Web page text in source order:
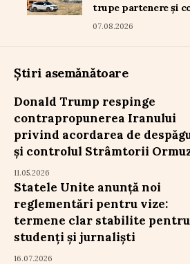
trupe partenere și
07.08.2026
Știri asemănătoare
Donald Trump respinge
contrapropunerea Iranului
privind acordarea de
și controlul Strâmtorii
11.05.2026
Statele Unite anunță noi
reglementări pentru vize:
termene clar stabilite pentru
studenți și jurnaliști
16.07.2026